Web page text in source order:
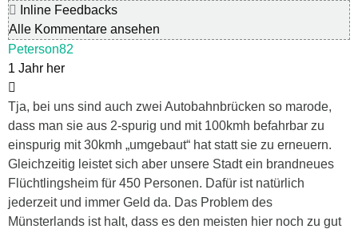
Inline Feedbacks
Alle Kommentare ansehen
Peterson82
1 Jahr her
Tja, bei uns sind auch zwei Autobahnbrücken so marode,
dass man sie aus 2-spurig und mit 100kmh befahrbar zu
einspurig mit 30kmh „umgebaut“ hat statt sie zu erneuern.
Gleichzeitig leistet sich aber unsere Stadt ein brandneues
Flüchtlingsheim für 450 Personen. Dafür ist natürlich
jederzeit und immer Geld da. Das Problem des
Münsterlands ist halt, dass es den meisten hier noch zu gut